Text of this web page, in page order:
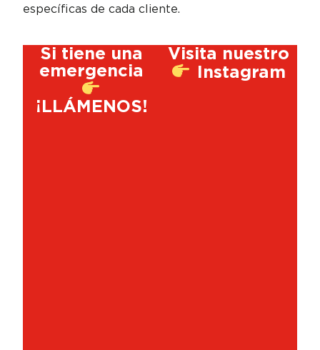
específicas de cada cliente.
Si tiene una
emergencia
¡LLÁMENOS!
Visita nuestro
Instagram